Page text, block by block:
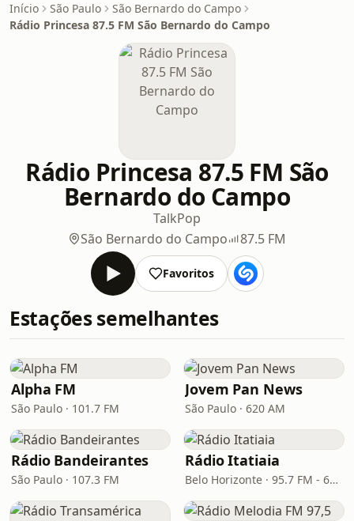
Início São Paulo
São Bernardo do Campo
Rádio Princesa 87.5 FM São Bernardo do Campo
Rádio Princesa 87.5 FM São
Bernardo do Campo
TalkPop
São Bernardo do Campo
87.5 FM
Favoritos
Estações semelhantes
Alpha FM
São Paulo · 101.7 FM
Jovem Pan News
São Paulo · 620 AM
Rádio Bandeirantes
São Paulo · 107.3 FM
Rádio Itatiaia
Belo Horizonte · 95.7 FM - 610 AM